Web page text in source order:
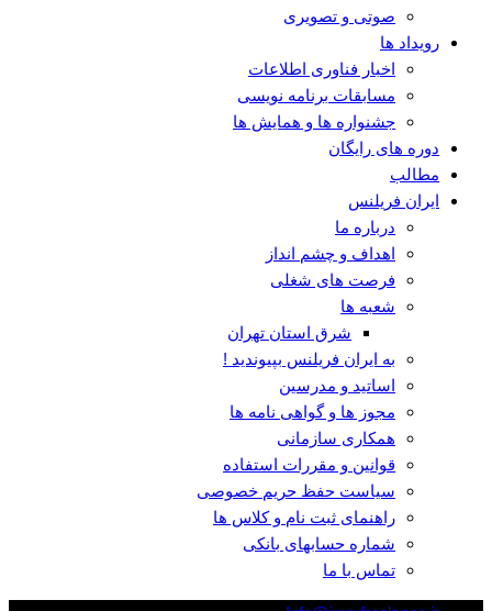
صوتی و تصویری
رویداد ها
اخبار فناوری اطلاعات
مسابقات برنامه نویسی
جشنواره ها و همایش ها
دوره های رایگان
مطالب
ایران فریلنس
درباره ما
اهداف و چشم انداز
فرصت های شغلی
شعبه ها
شرق استان تهران
به ایران فریلنس بپیوندید !
اساتید و مدرسین
مجوز ها و گواهی نامه ها
همکاری سازمانی
قوانین و مقررات استفاده
سیاست حفظ حریم خصوصی
راهنمای ثبت نام و کلاس ها
شماره حسابهای بانکی
تماس با ما